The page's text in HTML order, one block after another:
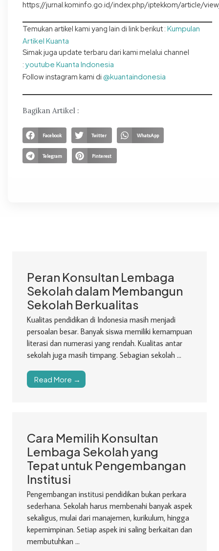
https://jurnal.kominfo.go.id/index.php/iptekkom/article/
Temukan artikel kami yang lain di link berikut : Kumpulan
Artikel Kuanta
Simak juga update terbaru dari kami melalui channel
: youtube Kuanta Indonesia
Follow instagram kami di @kuantaindonesia
Bagikan Artikel :
Facebook Twitter WhatsApp
Telegram Pinterest
Peran Konsultan Lembaga
Sekolah dalam Membangun
Sekolah Berkualitas
Kualitas pendidikan di Indonesia masih menjadi
persoalan besar. Banyak siswa memiliki kemampuan
literasi dan numerasi yang rendah. Kualitas antar
sekolah juga masih timpang. Sebagian sekolah ...
Read More →
Cara Memilih Konsultan
Lembaga Sekolah yang
Tepat untuk Pengembangan
Institusi
Pengembangan institusi pendidikan bukan perkara
sederhana. Sekolah harus membenahi banyak aspek
sekaligus, mulai dari manajemen, kurikulum, hingga
kepemimpinan. Setiap aspek ini saling berkaitan dan
membutuhkan ...